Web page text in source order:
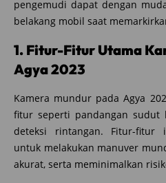
pengemudi dapat dengan
belakang mobil saat
1. Fitur-Fitur Utama
Agya 2023
Kamera mundur pada Agya
fitur seperti pandangan sudut
deteksi rintangan. Fitur-fitur
untuk melakukan manuver
akurat, serta meminimalkan